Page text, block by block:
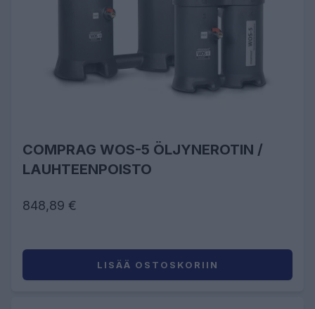
COMPRAG WOS-5 ÖLJYNEROTIN /
LAUHTEENPOISTO
848,89 €
LISÄÄ OSTOSKORIIN